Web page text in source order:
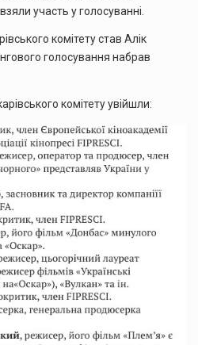
участь у голосуванні.
комітету став Алік
голосування набрав
комітету увійшли: